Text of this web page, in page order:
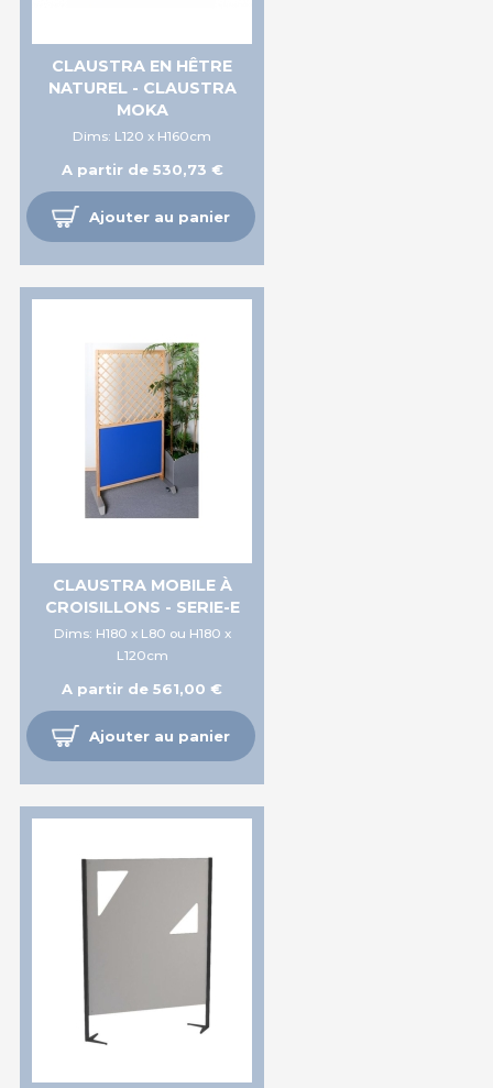
CLAUSTRA EN HÊTRE
NATUREL - CLAUSTRA
MOKA
Dims: L120 x H160cm
A partir de 530,73 €
Ajouter au panier
CLAUSTRA MOBILE À
CROISILLONS - SERIE-E
Dims: H180 x L80 ou H180 x
L120cm
A partir de 561,00 €
Ajouter au panier